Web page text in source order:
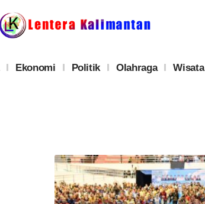
Ekonomi Politik Olahraga Wisata